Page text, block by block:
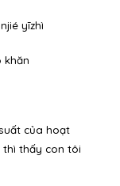
yīzhì
khăn
của hoạt
thì thấy con tôi